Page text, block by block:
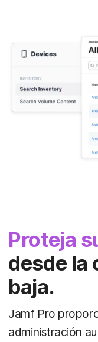
Proteja
desde la
baja.
Jamf Pro
administración